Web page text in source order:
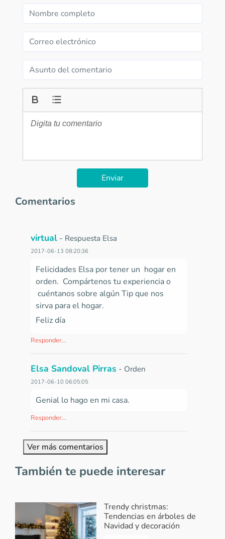
Enviar
Comentarios
virtual - Respuesta Elsa
2017-06-13 08:20:36
Felicidades Elsa por tener un hogar en
orden. Compártenos tu experiencia o
cuéntanos sobre algún Tip que nos
sirva para el hogar.
Feliz día
Responder...
Elsa Sandoval Pirras - Orden
2017-06-10 06:05:05
Genial lo hago en mi casa.
Responder...
Ver más comentarios
También te puede interesar
Trendy christmas:
Tendencias en árboles de
Navidad y decoración